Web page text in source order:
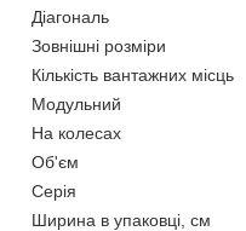
Діагональ
Зовнішні розміри
Кількість вантажних місць
Модульний
На колесах
Об'єм
Серія
Ширина в упаковці, см